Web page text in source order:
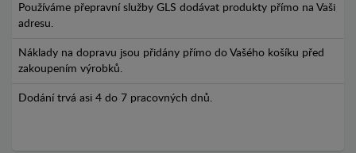
Používáme přepravní služby GLS dodávat produkty přímo na Vaši
adresu.
Náklady na dopravu jsou přidány přímo do Vašého košíku před
zakoupením výrobků.
Dodání trvá asi 4 do 7 pracovných dnů.